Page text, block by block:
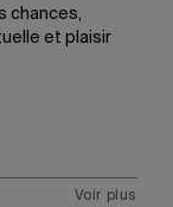
chances,
et plaisir
Voir plus